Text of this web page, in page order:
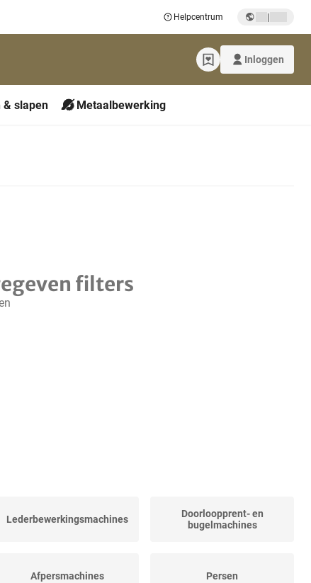
Helpcentrum |
Inloggen
& slapen Metaalbewerking
filters
Lederbewerkingsmachines
Doorloopprent- en
bugelmachines
Afpersmachines Persen